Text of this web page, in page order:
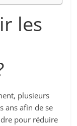
les
plusieurs
ans afin de se
pour réduire